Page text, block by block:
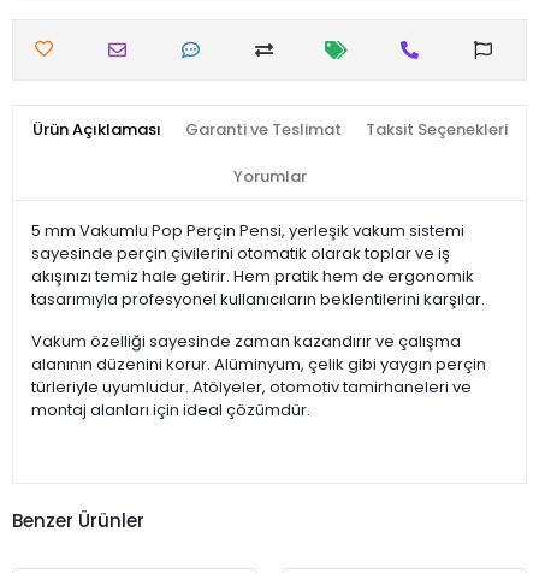
Ürün Açıklaması Garanti ve Teslimat Taksit Seçenekleri
Yorumlar
5 mm Vakumlu Pop Perçin Pensi, yerleşik vakum sistemi
sayesinde perçin çivilerini otomatik olarak toplar ve iş
akışınızı temiz hale getirir. Hem pratik hem de ergonomik
tasarımıyla profesyonel kullanıcıların beklentilerini karşılar.
Vakum özelliği sayesinde zaman kazandırır ve çalışma
alanının düzenini korur. Alüminyum, çelik gibi yaygın perçin
türleriyle uyumludur. Atölyeler, otomotiv tamirhaneleri ve
montaj alanları için ideal çözümdür.
Benzer Ürünler